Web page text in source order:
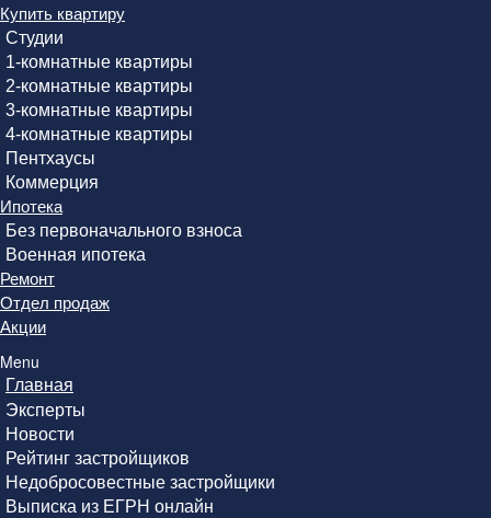
Купить квартиру
Студии
1-комнатные квартиры
2-комнатные квартиры
3-комнатные квартиры
4-комнатные квартиры
Пентхаусы
Коммерция
Ипотека
Без первоначального взноса
Военная ипотека
Ремонт
Отдел продаж
Акции
Menu
Главная
Эксперты
Новости
Рейтинг застройщиков
Недобросовестные застройщики
Выписка из ЕГРН онлайн